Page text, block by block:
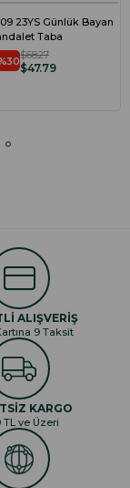
23YS Günlük Bayan
Taba
$47.79
$68.27
ALIŞVERİŞ
9 Taksit
KARGO
TL ve Üzeri